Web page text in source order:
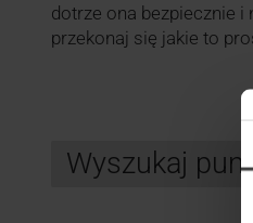
dotrze ona bezpiecznie i
przekonaj się jakie to
Wyszukaj